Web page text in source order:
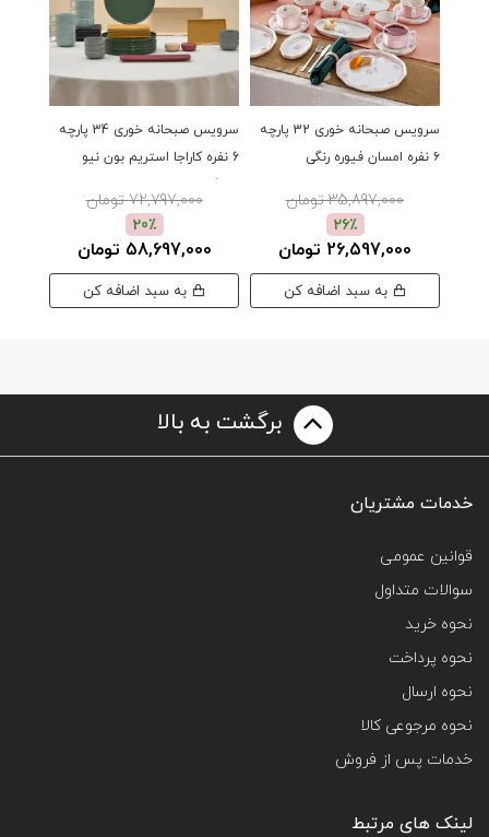
سرویس صبحانه خوری 32 پارچه
۶ نفره امسان فیوره رنگی
35,897,000 تومان
26٪
26,597,000 تومان
سرویس صبحانه خوری 34 پارچه
6 نفره کاراجا استریم بون نیو
موناکو
72,797,000 تومان
20٪
58,697,000 تومان
برگشت به بالا
خدمات مشتریان
قوانین عمومی
سوالات متداول
نحوه خرید
نحوه پرداخت
نحوه ارسال
نحوه مرجوعی کالا
خدمات پس از فروش
لینک های مرتبط